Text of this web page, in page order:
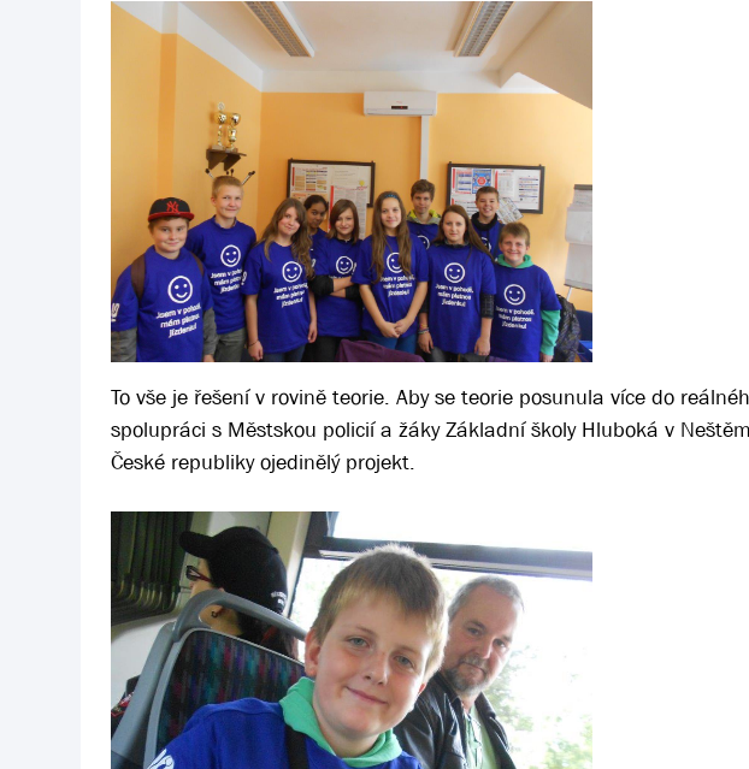
To vše je řešení v rovině teorie. Aby se teorie posunula více do
spolupráci s Městskou policií a žáky Základní školy Hluboká v
České republiky ojedinělý projekt.